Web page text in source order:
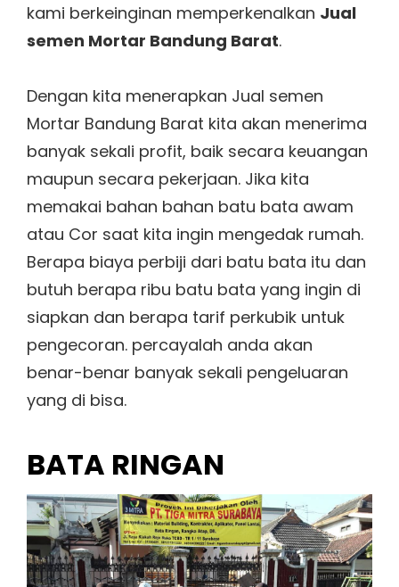
kami berkeinginan memperkenalkan Jual
semen Mortar Bandung Barat.
Dengan kita menerapkan Jual semen
Mortar Bandung Barat kita akan menerima
banyak sekali profit, baik secara keuangan
maupun secara pekerjaan. Jika kita
memakai bahan bahan batu bata awam
atau Cor saat kita ingin mengedak rumah.
Berapa biaya perbiji dari batu bata itu dan
butuh berapa ribu batu bata yang ingin di
siapkan dan berapa tarif perkubik untuk
pengecoran. percayalah anda akan
benar-benar banyak sekali pengeluaran
yang di bisa.
BATA RINGAN